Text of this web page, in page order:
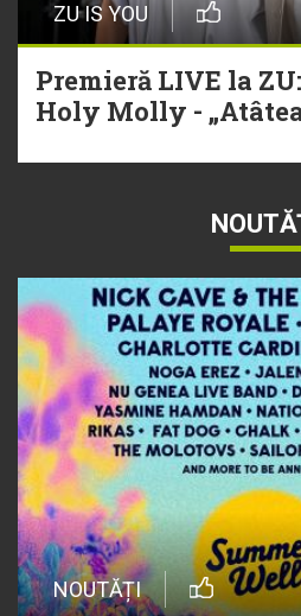
ZU IS YOU
Premieră LIVE la
Holy Molly -
NOUTĂȚI